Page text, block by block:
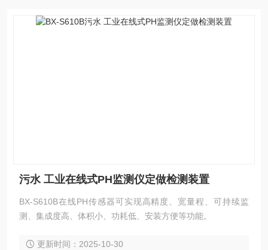
污水 工业在线式PH监测仪定做检测装置
BX-S610B在线PH传感器可实现高精度、宽量程、可持续监
测、集成度高、体积小、功耗低、安装方便等功能。
更新时间：2025-10-30